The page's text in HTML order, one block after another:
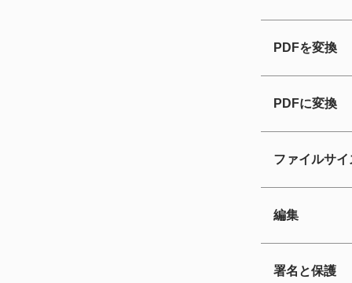
PDFを変換
PDFに変換
ファイルサ
編集
署名と保護